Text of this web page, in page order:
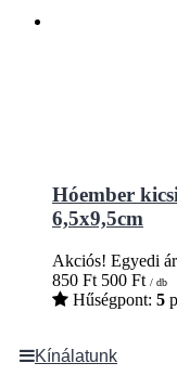
Hóember
6,5x9,5cm
Akciós! Egyedi
850 Ft 500 Ft / db
Hűségpont: 5
Kínálatunk